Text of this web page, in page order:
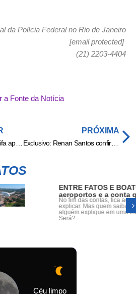
da Polícia Federal no Rio de Janeiro
[email protected]
(21) 2203-4404
a Fonte da Notícia
Egito denuncia árbitro à Fifa após derrota para a Argentina na Copa do Mundo
PRÓXIMA
Exclusivo: Renan Santos confirma agenda em Cuiabá
FATOS E BOATOS: Máscaras,
e a conta que nunca fecha
fim das contas, fica aquela sensação difícil de
Mas quem saiba, dia 28 de Abril ás 19h,
explique em uma tribuna de câmara!
Céu limpo